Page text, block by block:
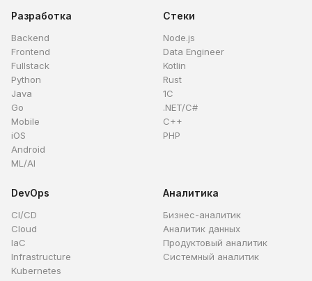
Разработка
Backend
Frontend
Fullstack
Python
Java
Go
Mobile
iOS
Android
ML/AI
Стеки
Node.js
Data Engineer
Kotlin
Rust
1C
.NET/C#
C++
PHP
DevOps
CI/CD
Cloud
IaC
Infrastructure
Kubernetes
Аналитика
Бизнес-аналитик
Аналитик данных
Продуктовый аналитик
Системный аналитик